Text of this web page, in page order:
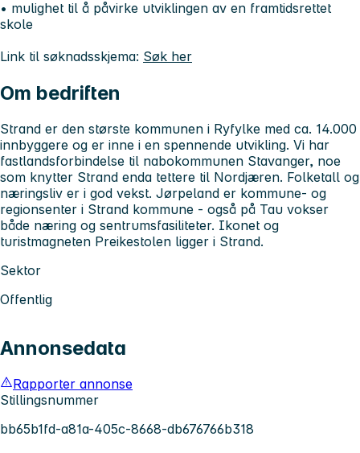
• mulighet til å påvirke utviklingen av en framtidsrettet
skole
Link til søknadsskjema: Søk her
Om bedriften
Strand er den største kommunen i Ryfylke med ca. 14.000
innbyggere og er inne i en spennende utvikling. Vi har
fastlandsforbindelse til nabokommunen Stavanger, noe
som knytter Strand enda tettere til Nordjæren. Folketall og
næringsliv er i god vekst. Jørpeland er kommune- og
regionsenter i Strand kommune - også på Tau vokser
både næring og sentrumsfasiliteter. Ikonet og
turistmagneten Preikestolen ligger i Strand.
Sektor
Offentlig
Annonsedata
Rapporter annonse
Stillingsnummer
bb65b1fd-a81a-405c-8668-db676766b318